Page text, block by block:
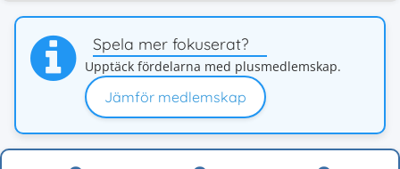
Spela mer fokuserat?
Upptäck fördelarna med plusmedlemskap.
Jämför medlemskap